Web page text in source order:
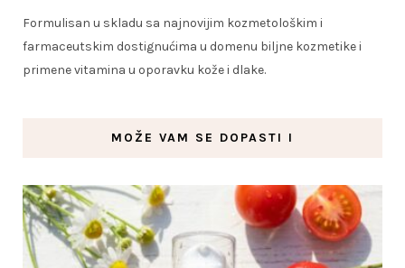
Formulisan u skladu sa najnovijim kozmetološkim i
farmaceutskim dostignućima u domenu biljne kozmetike i
primene vitamina u oporavku kože i dlake.
MOŽE VAM SE DOPASTI I